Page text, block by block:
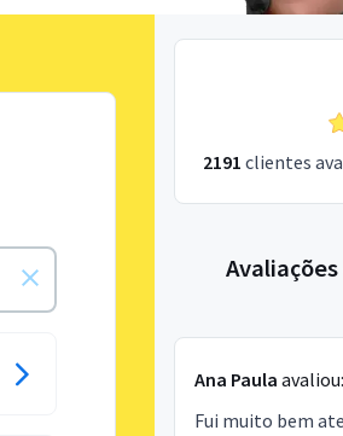
2191 clientes
Ana Paula avaliou:
Fui muito bem